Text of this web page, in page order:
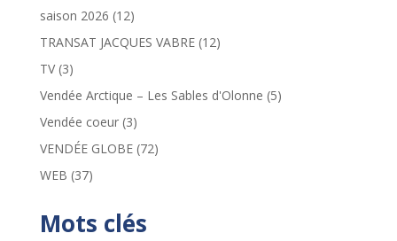
saison 2026 (12)
TRANSAT JACQUES VABRE(12)
TV(3)
Vendée Arctique – Les Sables d'Olonne (5)
Vendée coeur(3)
VENDÉE GLOBE(72)
WEB (37)
Mots clés